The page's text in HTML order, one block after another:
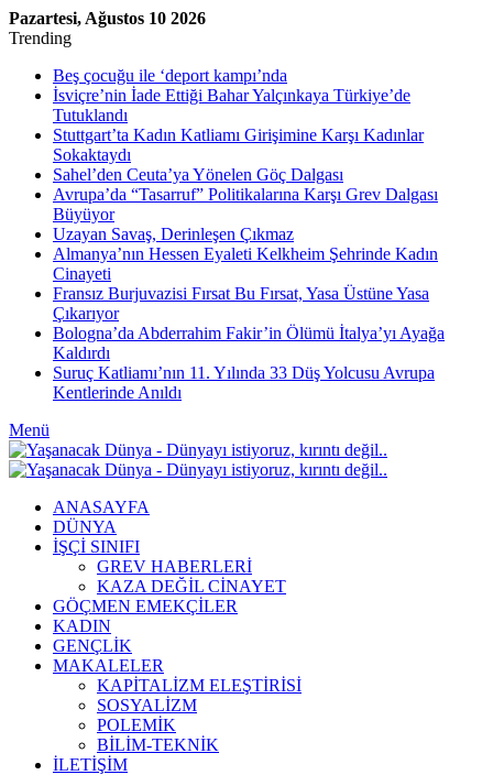
Pazartesi, Ağustos 10 2026
Trending
Beş çocuğu ile ‘deport kampı’nda
İsviçre’nin İade Ettiği Bahar Yalçınkaya Türkiye’de
Tutuklandı
Stuttgart’ta Kadın Katliamı Girişimine Karşı Kadınlar
Sokaktaydı
Sahel’den Ceuta’ya Yönelen Göç Dalgası
Avrupa’da “Tasarruf” Politikalarına Karşı Grev Dalgası
Büyüyor
Uzayan Savaş, Derinleşen Çıkmaz
Almanya’nın Hessen Eyaleti Kelkheim Şehrinde Kadın
Cinayeti
Fransız Burjuvazisi Fırsat Bu Fırsat, Yasa Üstüne Yasa
Çıkarıyor
Bologna’da Abderrahim Fakir’in Ölümü İtalya’yı Ayağa
Kaldırdı
Suruç Katliamı’nın 11. Yılında 33 Düş Yolcusu Avrupa
Kentlerinde Anıldı
Menü
ANASAYFA
DÜNYA
İŞÇİ SINIFI
GREV HABERLERİ
KAZA DEĞİL CİNAYET
GÖÇMEN EMEKÇİLER
KADIN
GENÇLİK
MAKALELER
KAPİTALİZM ELEŞTİRİSİ
SOSYALİZM
POLEMİK
BİLİM-TEKNİK
ILETIŞIM